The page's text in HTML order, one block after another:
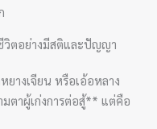
วิตอย่างมีสติและปัญญา
ยางเจียน หรือเอ้อหลาง
มตาผู้เก่งการต่อสู้** แต่คือ